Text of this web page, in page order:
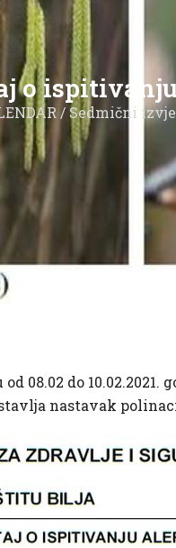
o ispitivanju
/ Sedmični
08.02 do
nastavak